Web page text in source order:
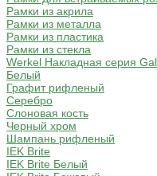
Рамки из акрила
Рамки из металла
Рамки из пластика
Рамки из стекла
Werkel Накладная серия
Белый
Графит рифленый
Серебро
Слоновая кость
Черный хром
Шампань рифленый
IEK Brite
IEK Brite Белый